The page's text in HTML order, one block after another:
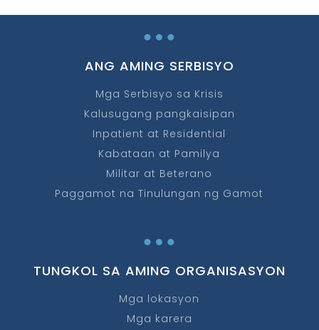
…
ANG AMING SERBISYO
Mga Serbisyo sa Krisis
Kalusugang pangkaisipan
Inpatient at Residential
Kabataan at Pamilya
Militar at Beterano
Paggamot na Tinulungan ng Gamot
…
TUNGKOL SA AMING ORGANISASYON
Mga lokasyon
Mga karera